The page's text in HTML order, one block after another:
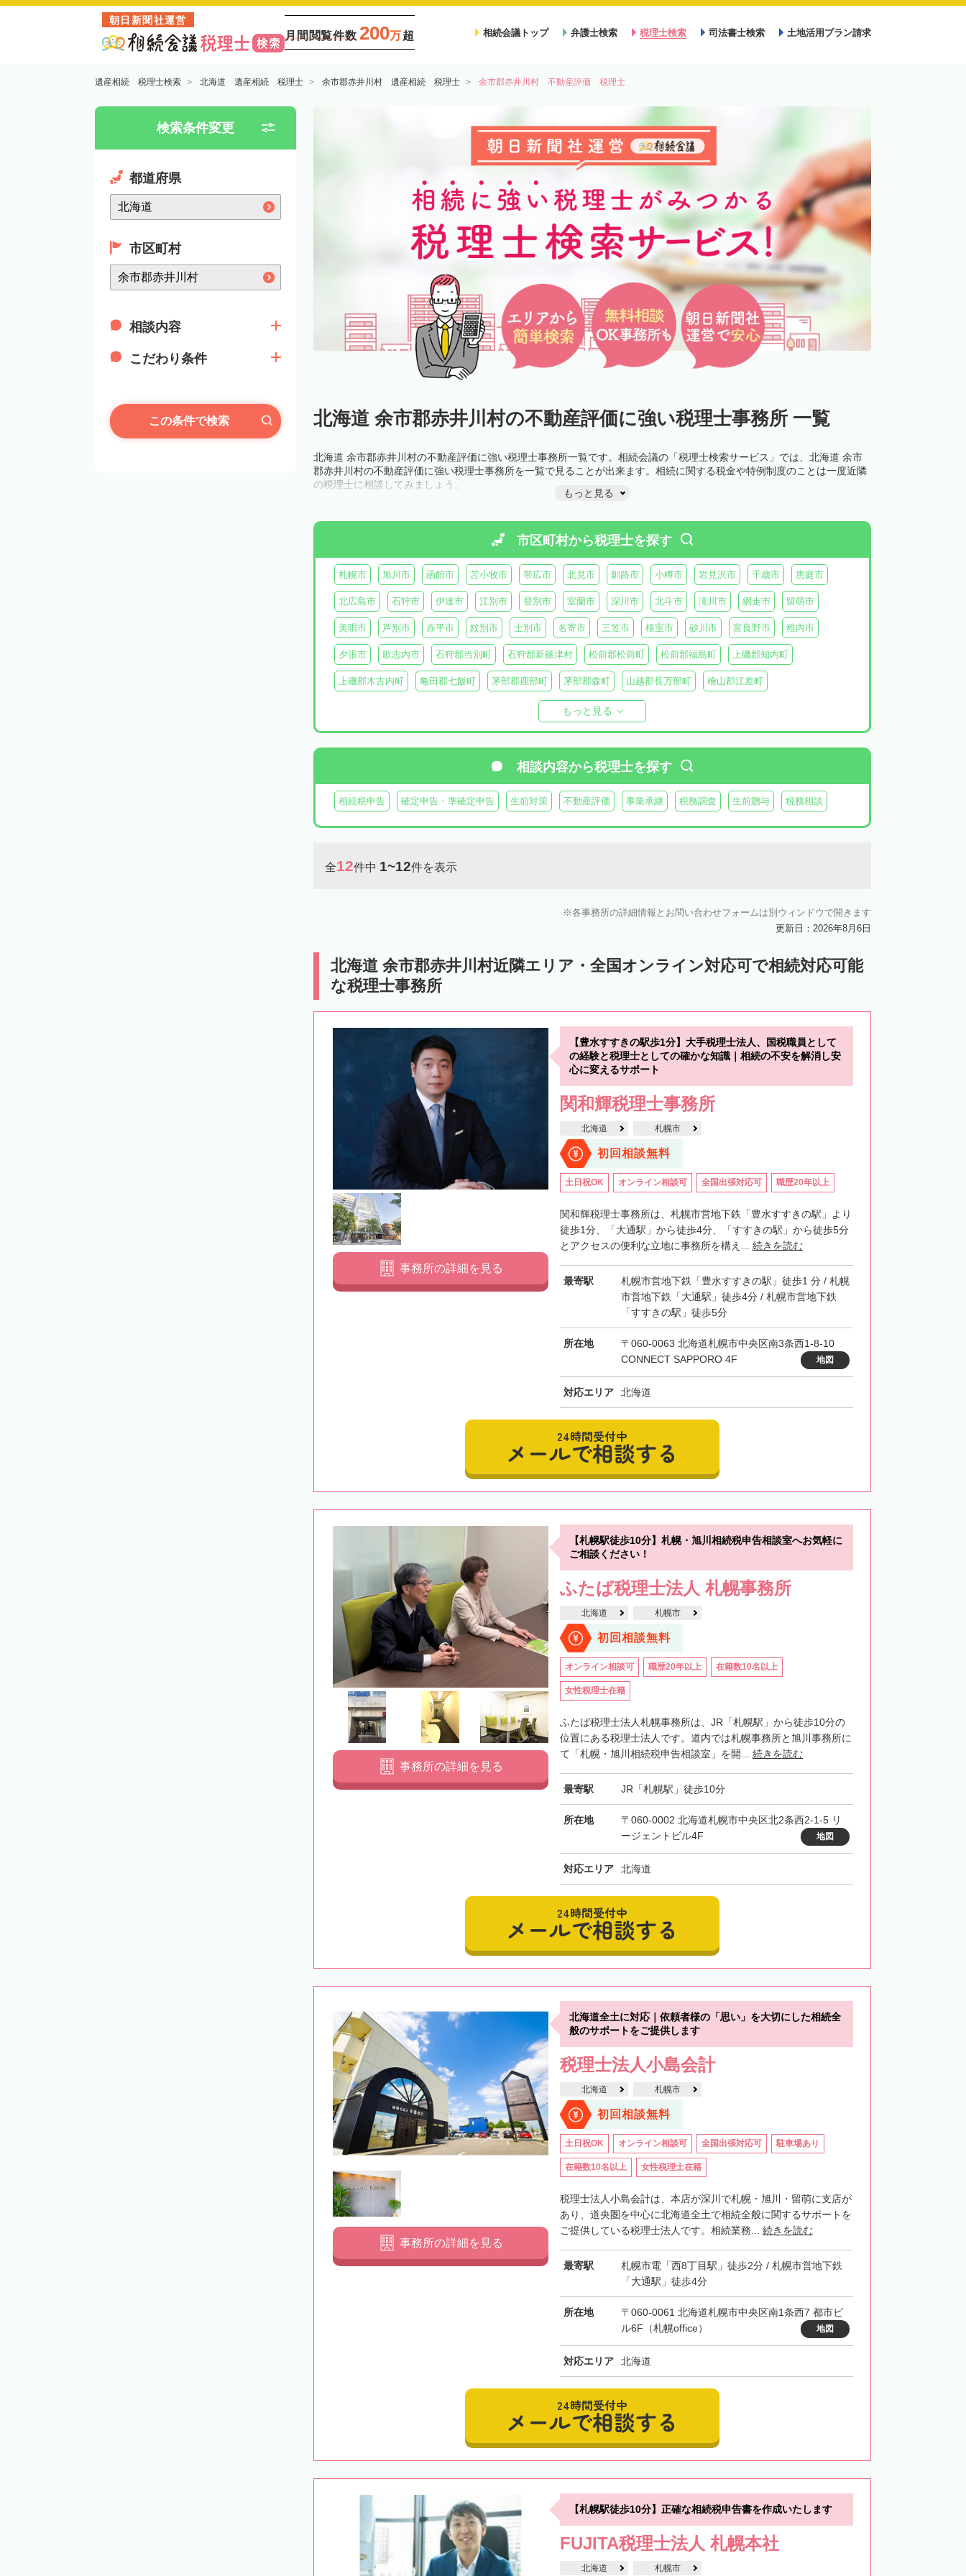
朝日新聞社運営
月間閲覧件数 200万超 相続会議トップ 弁護士検索 税理士検索 司法書士検索 土地活用プラン請求
遺産相続 税理士検索 北海道 遺産相続 税理士 余市郡赤井川村 遺産相続 税理士 余市郡赤井川村 不動産評価 税理士
検索条件変更
都道府県
市区町村
相談内容
こだわり条件
この条件で検索 北海道 余市郡赤井川村の不動産評価に強い税理士事務所 一覧
北海道 余市郡赤井川村の不動産評価に強い税理士事務所一覧です。相続会議の「税理士検索サービス」では、北海道 余市
郡赤井川村の不動産評価に強い税理士事務所を一覧で見ることが出来ます。相続に関する税金や特例制度のことは一度近隣
の税理士に相談してみましょう。
もっと見る
市区町村から税理士を探す
札幌市 旭川市 函館市 苫小牧市 帯広市 北見市 釧路市 小樽市 岩見沢市 千歳市 恵庭市
北広島市 石狩市 伊達市 江別市 登別市 室蘭市 深川市 北斗市 滝川市 網走市 留萌市
美唄市 芦別市 赤平市 紋別市 士別市 名寄市 三笠市 根室市 砂川市 富良野市 稚内市
夕張市 歌志内市 石狩郡当別町 石狩郡新篠津村 松前郡松前町 松前郡福島町 上磯郡知内町
上磯郡木古内町 亀田郡七飯町 茅部郡鹿部町 茅部郡森町 山越郡長万部町 檜山郡江差町
奥尻郡奥尻町
島牧郡島牧村 寿都郡寿都町 寿都郡黒松内町 磯谷郡蘭越町 虻田郡ニセコ町 虻田郡倶知安町
虻田郡喜茂別町 虻田郡京極町 虻田郡豊浦町
岩内郡共和町 岩内郡岩内町 二海郡八雲町 古宇郡泊村 古宇郡神恵内村 古平郡古平町 積丹郡積丹町
余市郡仁木町 余市郡余市町 余市郡赤井川村 空知郡南幌町 空知郡奈井江町 空知郡上砂川町
樺戸郡月形町 樺戸郡浦臼町
上川郡比布町 上川郡愛別町 上川郡上川町 上川郡東川町
中川郡美深町 中川郡音威子府村 中川郡中川町 中川郡幕別町 中川郡池田町 中川郡豊頃町
天塩郡遠別町 天塩郡天塩町 天塩郡豊富町 天塩郡幌延町 宗谷郡猿払村 枝幸郡浜頓別町
枝幸郡枝幸町 利尻郡利尻町 利尻郡利尻富士町 網走郡美幌町
網走郡大空町 斜里郡斜里町
常呂郡置戸町 常呂郡佐呂間町 紋別郡湧別町 紋別郡滝上町 紋別郡興部町
紋別郡西興部村 紋別郡雄武町 白老郡白老町 沙流郡日高町
様似郡様似町 幌泉郡えりも町 日高郡新ひだか町 河東郡音更町
河東郡上士幌町 河東郡鹿追町 河西郡芽室町 河西郡中札内村 河西郡更別村 広尾郡大樹町
広尾郡広尾町 十勝郡浦幌町 釧路郡釧路町 厚岸郡厚岸町 厚岸郡浜中町
川上郡標茶町 白糠郡白糠町 野付郡別海町 標津郡中標津町
標津郡標津町 目梨郡羅臼町
もっと見る
相談内容から税理士を探す
相続税申告 確定申告・準確定申告 生前対策 不動産評価 事業承継 税務調査 生前贈与 税務相談
全12件中 1~12件を表示
各事務所の詳細情報とお問い合わせフォームは別ウィンドウで開きます
更新日：2026年8月6日
北海道 余市郡赤井川村近隣エリア・全国オンライン対応可で相続対応可能
な税理士事務所
【豊水すすきの駅歩1分】大手税理士法人、国税職員として
の経験と税理士としての確かな知識｜相続の不安を解消し安
心に変えるサポート
関和輝税理士事務所
北海道 札幌市
初回相談無料
土日祝OK オンライン相談可 全国出張対応可 職歴20年以上
関和輝税理士事務所は、札幌市営地下鉄「豊水すすきの駅」より
徒歩1分、「大通駅」から徒歩4分、「すすきの駅」から徒歩5分
とアクセスの便利な立地に事務所を構え... 続きを読む
最寄駅
札幌市営地下鉄「豊水すすきの駅」徒歩1 分 / 札幌
市営地下鉄「大通駅」徒歩4分 / 札幌市営地下鉄
「すすきの駅」徒歩5分
所在地
〒060-0063 北海道札幌市中央区南3条西1-8-10
CONNECT SAPPORO 4F
地図
対応エリア 北海道
事務所の詳細を見る
24時間受付中
メールで相談する
【札幌駅徒歩10分】札幌・旭川相続税申告相談室へお気軽に
ご相談ください！
ふたば税理士法人 札幌事務所
北海道 札幌市
初回相談無料
オンライン相談可 職歴20年以上 在籍数10名以上
女性税理士在籍
ふたば税理士法人札幌事務所は、JR「札幌駅」から徒歩10分の
位置にある税理士法人です。道内では札幌事務所と旭川事務所に
て「札幌・旭川相続税申告相談室」を開... 続きを読む
最寄駅 JR「札幌駅」徒歩10分
所在地
〒060-0002 北海道札幌市中央区北2条西2-1-5 リ
ージェントビル4F
地図
対応エリア 北海道
事務所の詳細を見る
24時間受付中
メールで相談する
北海道全土に対応｜依頼者様の「思い」を大切にした相続全
般のサポートをご提供します
税理士法人小島会計
北海道 札幌市
初回相談無料
土日祝OK オンライン相談可 全国出張対応可 駐車場あり
在籍数10名以上 女性税理士在籍
税理士法人小島会計は、本店が深川で札幌・旭川・留萌に支店が
あり、道央圏を中心に北海道全土で相続全般に関するサポートを
ご提供している税理士法人です。相続業務... 続きを読む
最寄駅
札幌市電「西8丁目駅」徒歩2分 / 札幌市営地下鉄
「大通駅」徒歩4分
所在地
〒060-0061 北海道札幌市中央区南1条西7 都市ビ
ル6F（札幌office）
地図
対応エリア 北海道
事務所の詳細を見る
24時間受付中
メールで相談する
【札幌駅徒歩10分】正確な相続税申告書を作成いたします
FUJITA税理士法人 札幌本社
北海道 札幌市